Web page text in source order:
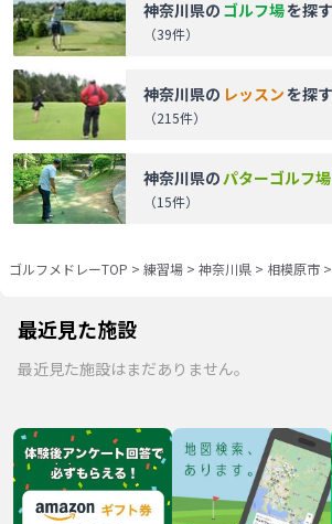
神奈川県の ゴルフ場を探す
（39件）
神奈川県の レッスンを探す
（215件）
神奈川県のパターゴルフ場
（15件）
ゴルフメドレーTOP > 練習場 > 神奈川県 > 相模原市 >
最近見た施設
最近見た施設はまだありません。